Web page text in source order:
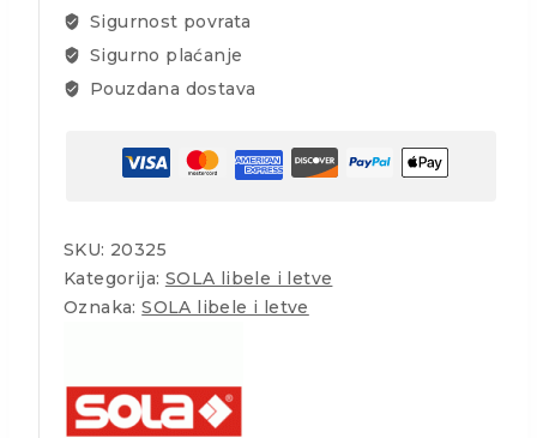
Sigurnost povrata
Sigurno plaćanje
Pouzdana dostava
SKU: 20325
Kategorija: SOLA libele i letve
Oznaka:SOLA libele i letve